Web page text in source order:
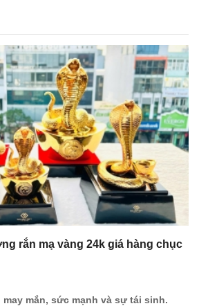
rắn mạ vàng 24k giá hàng chục
mắn, sức mạnh và sự tái sinh.